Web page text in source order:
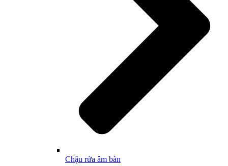
Chậu rửa âm bàn